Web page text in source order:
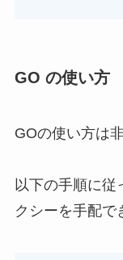
GO の使い方
GOの使い方は
以下の手順に従
クシーを手配で